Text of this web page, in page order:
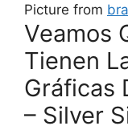
Picture from
Veamos
Tienen
Gráficas
– Silver